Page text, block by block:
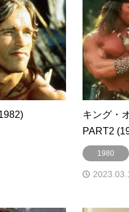
キング・
PART2
1980